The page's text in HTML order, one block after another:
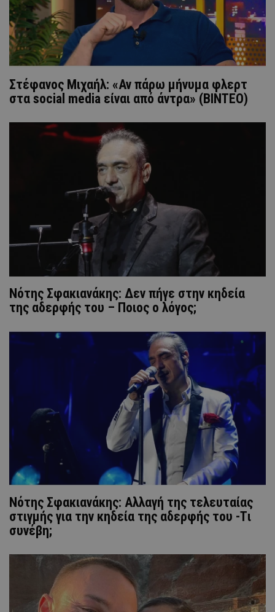
Στέφανος Μιχαήλ: «Αν πάρω μήνυμα φλερτ
στα social media είναι από άντρα» (ΒΙΝΤΕΟ)
Νότης Σφακιανάκης: Δεν πήγε στην κηδεία
της αδερφής του – Ποιος ο λόγος;
Νότης Σφακιανάκης: Αλλαγή της τελευταίας
στιγμής για την κηδεία της αδερφής του -Tι
συνέβη;